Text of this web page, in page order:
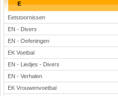
E
Eetstoornissen
EN - Divers
EN - Oefeningen
EK Voetbal
EN - Liedjes - Divers
EN - Verhalen
EK Vrouwenvoetbal